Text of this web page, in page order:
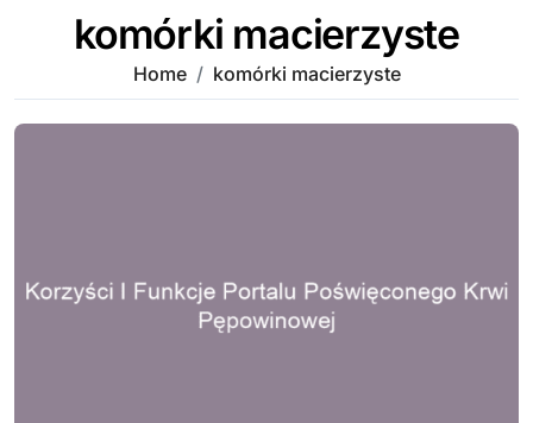
komórki macierzyste
Home komórki macierzyste